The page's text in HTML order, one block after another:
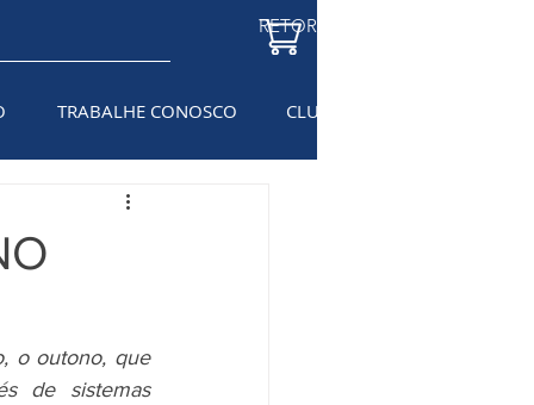
RETORNAR À LOJA
TRABALHE CONOSCO CLUBE DO ELETRICISTA
o outono, que
de sistemas